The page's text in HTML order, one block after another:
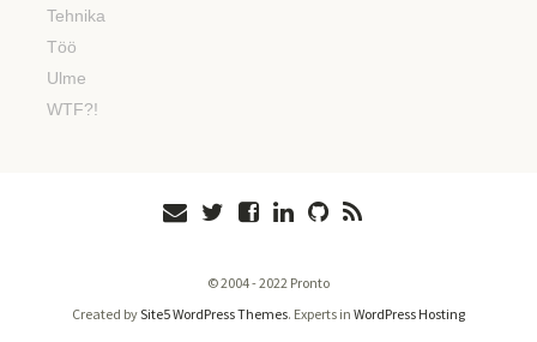
Tehnika
Töö
Ulme
WTF?!
© 2004 - 2022 Pronto
Created bySite5 WordPress Themes. Experts in WordPress Hosting